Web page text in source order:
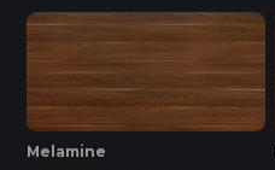
Melamine